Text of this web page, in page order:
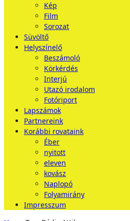
Kép
Film
Sorozat
Süvöltő
Helyszínelő
Beszámoló
Körkérdés
Interjú
Utazó irodalom
Fotóriport
Lapszámok
Partnereink
Korábbi rovataink
Éber
nyitott
eleven
kovász
Naplopó
Folyamirány
Impresszum